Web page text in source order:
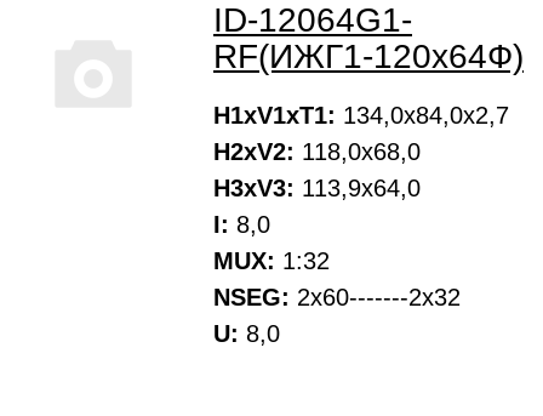
ID-12064G1-
RF(ИЖГ1-120х64Ф)
H1xV1xT1: 134,0х84,0х2,7
H2xV2: 118,0х68,0
H3xV3: 113,9х64,0
I: 8,0
MUX: 1:32
NSEG: 2х60-------2х32
U: 8,0